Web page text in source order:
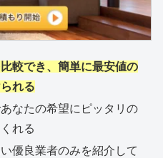
較でき、簡単に最安値の
れる
なたの希望にピッタリの
れる
優良業者のみを紹介して